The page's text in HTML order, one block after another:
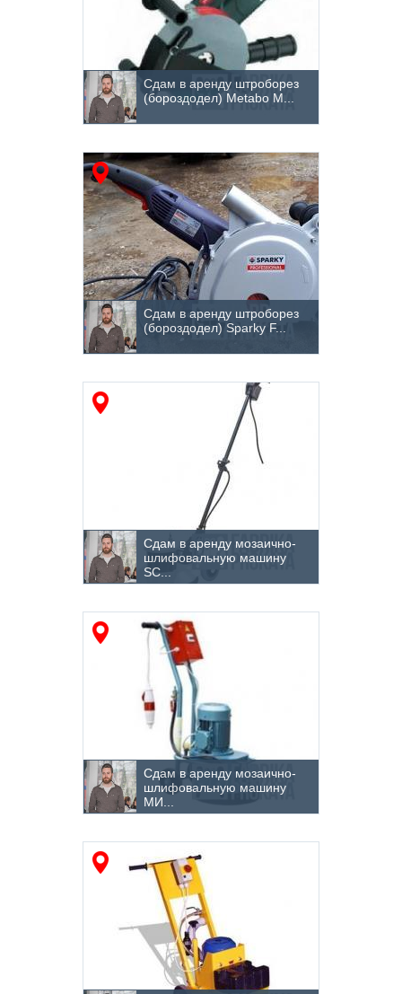
Сдам в аренду штроборез
(бороздодел) Metabo M...
Сдам в аренду штроборез
(бороздодел) Sparky F...
Сдам в аренду мозаично-
шлифовальную машину
SC...
Сдам в аренду мозаично-
шлифовальную машину
МИ...